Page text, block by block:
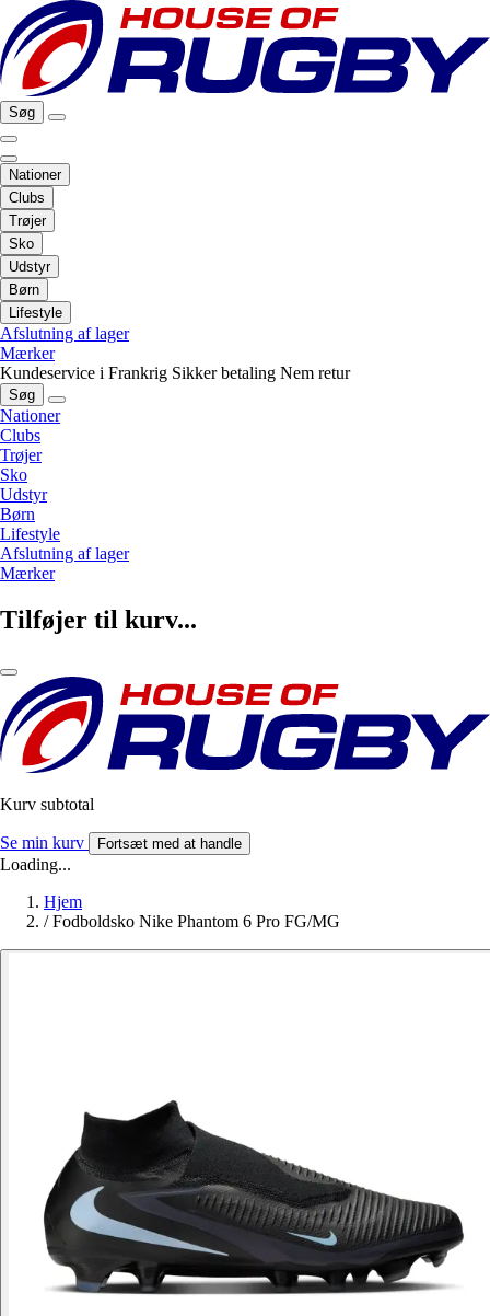
Søg
Nationer
Clubs
Trøjer
Sko
Udstyr
Børn
Lifestyle
Afslutning af lager
Mærker
Kundeservice i Frankrig Sikker betaling Nem retur
Søg
Nationer
Clubs
Trøjer
Sko
Udstyr
Børn
Lifestyle
Afslutning af lager
Mærker
Tilføjer til kurv...
Kurv subtotal
Se min kurv Fortsæt med at handle
Loading...
Hjem
/ Fodboldsko Nike Phantom 6 Pro FG/MG